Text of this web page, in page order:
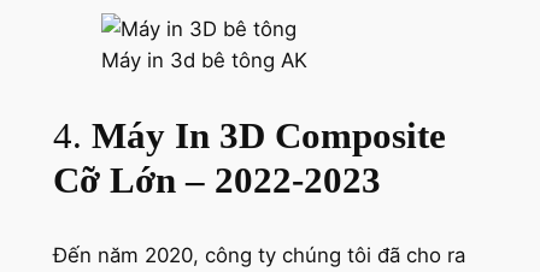
Máy in 3d bê tông AK
4. Máy In 3D Composite
Cỡ Lớn – 2022-2023
Đến năm 2020, công ty chúng tôi đã cho ra